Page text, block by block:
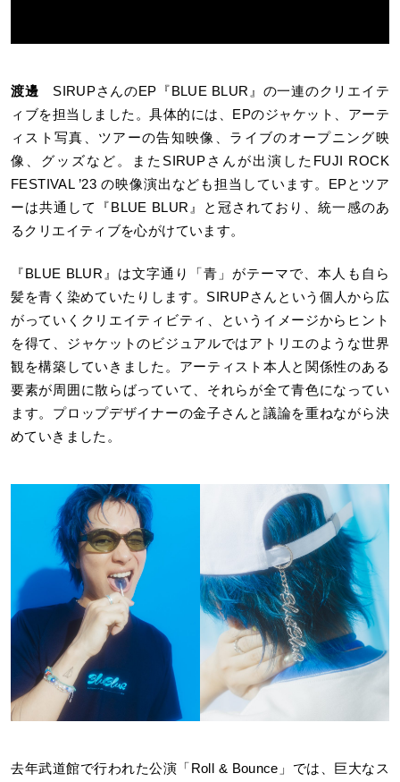
渡邊 SIRUPさんのEP『BLUE BLUR』の一連のクリエイテ
ィブを担当しました。具体的には、EPのジャケット、アーテ
ィスト写真、ツアーの告知映像、ライブのオープニング映
像、グッズなど。またSIRUPさんが出演したFUJI ROCK
FESTIVAL ’23 の映像演出なども担当しています。EPとツア
ーは共通して『BLUE BLUR』と冠されており、統一感のあ
るクリエイティブを心がけています。
『BLUE BLUR』は文字通り「青」がテーマで、本人も自ら
髪を青く染めていたりします。SIRUPさんという個人から広
がっていくクリエイティビティ、というイメージからヒント
を得て、ジャケットのビジュアルではアトリエのような世界
観を構築していきました。アーティスト本人と関係性のある
要素が周囲に散らばっていて、それらが全て青色になってい
ます。プロップデザイナーの金子さんと議論を重ねながら決
めていきました。
去年武道館で行われた公演「Roll & Bounce」では、巨大なス